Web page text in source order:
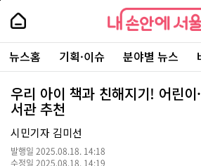
본
로
가
내
손
안
에
서
울
-
서
울
시
대
표
소
내
손
에
울
주
요
서
뉴스홈 기획·이슈 분야별 뉴스
우리 아이 책과 친해지기! 어린이
서관 추천
시민기자 김미선
발행일 2025.08.18. 14:18
수정일 2025.08.18. 14:19
페
상
단
로